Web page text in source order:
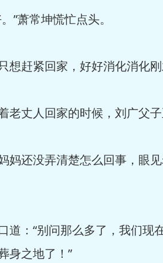
”萧常坤慌忙点头。
想赶紧回家，好好消化消化刚
老丈人回家的时候，刘广父
妈还没弄清楚怎么回事，眼
道：“别问那么多了，我们
身之地了！”